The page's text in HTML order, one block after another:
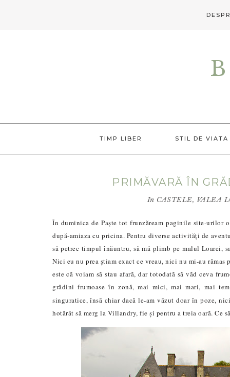
TIMP LIBER STIL DE VIATA
PRIMĂVARĂ ÎN
In CASTELE, VALEA
În duminica de Paște tot frunzăream paginile site-
după-amiaza cu pricina. Pentru diverse activități de
să petrec timpul înăuntru, să mă plimb pe malul Loarei,
Nici eu nu prea știam exact ce vreau, nici nu mi-au
este că voiam să stau afară, dar totodată să văd ceva
grădini frumoase în zonă, mai mici, mai mari, mai
singuratice, însă chiar dacă le-am văzut doar în poze,
hotărât să merg la Villandry, fie și pentru a treia oară.